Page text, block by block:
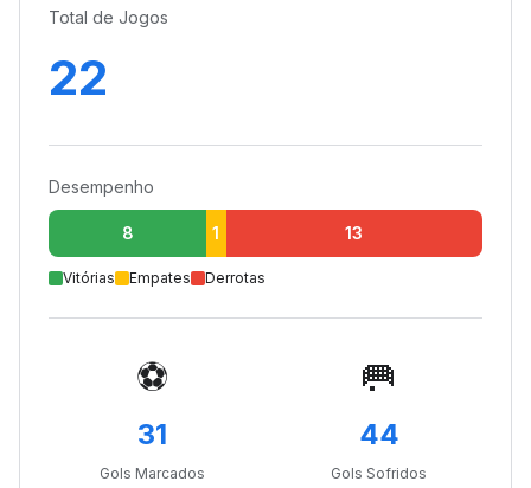
Total de Jogos
22
Desempenho
8 1 13
Vitórias Empates Derrotas
⚽
31
Gols Marcados
🥅
44
Gols Sofridos